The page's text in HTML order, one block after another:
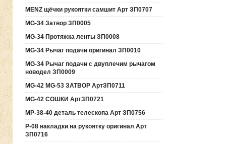
MENZ щёчки рукоятки самшит Арт ЗП0707
MG-34 Затвор ЗП0005
MG-34 Протяжка ленты ЗП0008
MG-34 Рычаг подачи оригинал ЗП0010
MG-34 Рычаг подачи с двуплечим рычагом
новодел ЗП0009
MG-42 MG-53 ЗАТВОР АртЗП0711
MG-42 СОШКИ АртЗП0721
MP-38-40 деталь телескопа Арт ЗП0756
P-08 накладки на рукоятку оригинал Арт
ЗП0716